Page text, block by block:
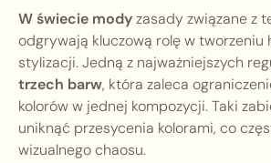
W świecie modyzasady związane z
odgrywają kluczową rolę w tworzeniu
stylizacji. Jedną z najważniejszych
trzech barw, która zaleca
kolorów w jednej kompozycji. Taki
uniknąć przesycenia kolorami, co
wizualnego chaosu.